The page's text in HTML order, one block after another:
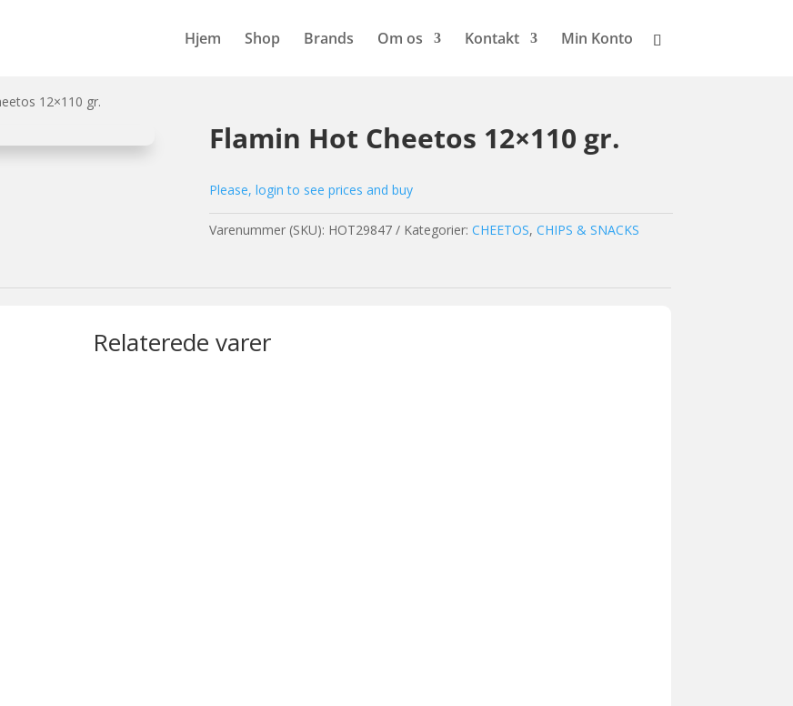
Hjem Shop Brands Om os Kontakt Min Konto
12×110 gr.
Flamin Hot Cheetos 12×110 gr.
Please, login to see prices and buy
Varenummer (SKU): HOT29847 Kategorier: CHEETOS, CHIPS & SNACKS
Relaterede varer